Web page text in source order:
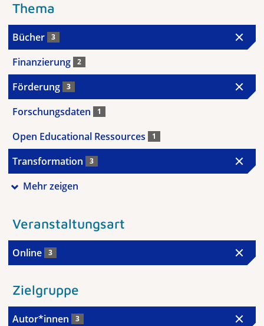
Thema
Bücher 3
Finanzierung 2
Förderung 3
Forschungsdaten 1
Open Educational Ressources 1
Transformation 3
Mehr zeigen
Veranstaltungsart
Online 3
Zielgruppe
Autor*innen 3